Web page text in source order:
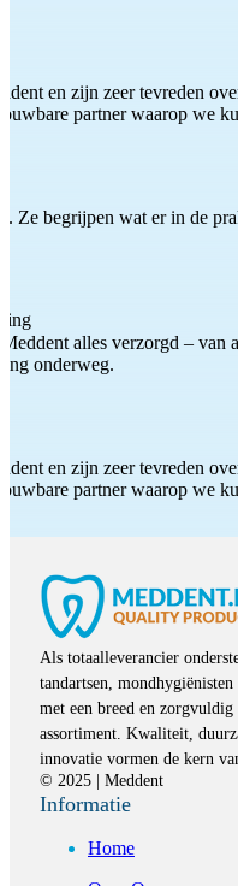
en zijn zeer tevreden
partner waarop we
Ze begrijpen wat er in de
alles verzorgd –
onderweg.
en zijn zeer tevreden
partner waarop we
Als totaalleverancier
tandartsen,
met een breed en zorgvuldig
assortiment. Kwaliteit,
innovatie vormen de kern
© 2025 | Meddent
Informatie
Home